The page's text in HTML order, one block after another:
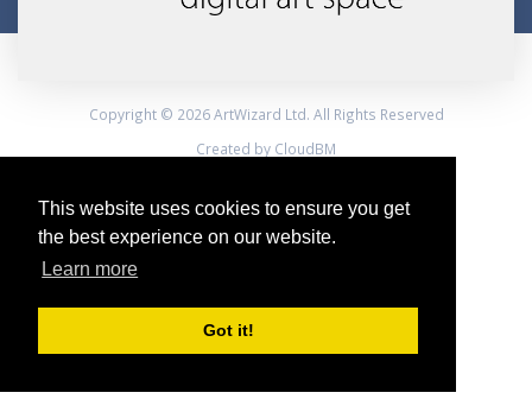
This website uses cookies to ensure you get
the best experience on our website.
Learn more
Got it!
Copyright © 2026 ArtWizard Ltd. All Rights Reserved
Created by CloudBM